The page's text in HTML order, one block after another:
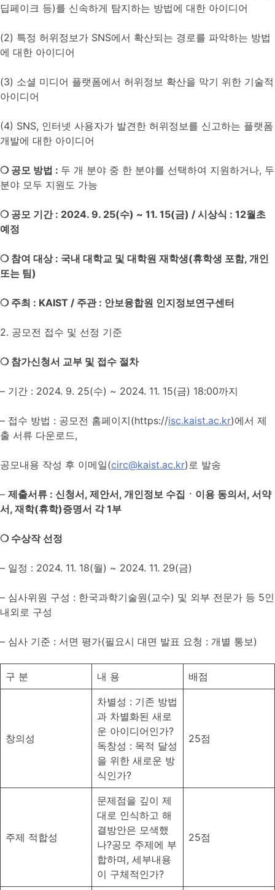
딥페이크 등)를 신속하게 탐지하는 방법에 대한 아이디어
(2) 특정 허위정보가 SNS에서 확산되는 경로를 파악하는 방법
에 대한 아이디어
(3) 소셜 미디어 플랫폼에서 허위정보 확산을 막기 위한 기술적
아이디어
(4) SNS, 인터넷 사용자가 발견한 허위정보를 신고하는 플랫폼
개발에 대한 아이디어
❍ 공모 방법 : 두 개 분야 중 한 분야를 선택하여 지원하거나, 두
분야 모두 지원도 가능
❍ 공모 기간 : 2024. 9. 25(수) ~ 11. 15(금) / 시상식 : 12월초
예정
❍ 참여 대상 : 국내 대학교 및 대학원 재학생(휴학생 포함, 개인
또는 팀)
❍ 주최 : KAIST / 주관 : 안보융합원 인지정보연구센터
2. 공모전 접수 및 선정 기준
❍ 참가신청서 교부 및 접수 절차
– 기간 : 2024. 9. 25(수) ~ 2024. 11. 15(금) 18:00까지
– 접수 방법 : 공모전 홈페이지(https://isc.kaist.ac.kr)에서 제
출 서류 다운로드,
공모내용 작성 후 이메일(circ@kaist.ac.kr)로 발송
– 제출서류 : 신청서, 제안서, 개인정보 수집ㆍ이용 동의서, 서약
서, 재학(휴학)증명서 각1부
❍ 수상작 선정
– 일정 : 2024. 11. 18(월) ~ 2024. 11. 29(금)
– 심사위원 구성 : 한국과학기술원(교수) 및 외부 전문가 등 5인
내외로 구성
– 심사 기준 : 서면 평가(필요시 대면 발표 요청 : 개별 통보)
구 분 내 용 배점
창의성
차별성 : 기존 방법
과 차별화된 새로
운 아이디어인가?
독창성 : 목적 달성
을 위한 새로운 방
식인가?
25점
주제 적합성
문제점을 깊이 제
대로 인식하고 해
결방안은 모색했
나?공모 주제에 부
합하며, 세부내용
이 구체적인가?
25점